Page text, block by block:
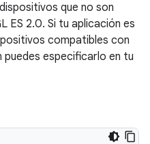
que no son
ES 2.0. Si tu aplicación es
compatibles con
puedes especificarlo en tu